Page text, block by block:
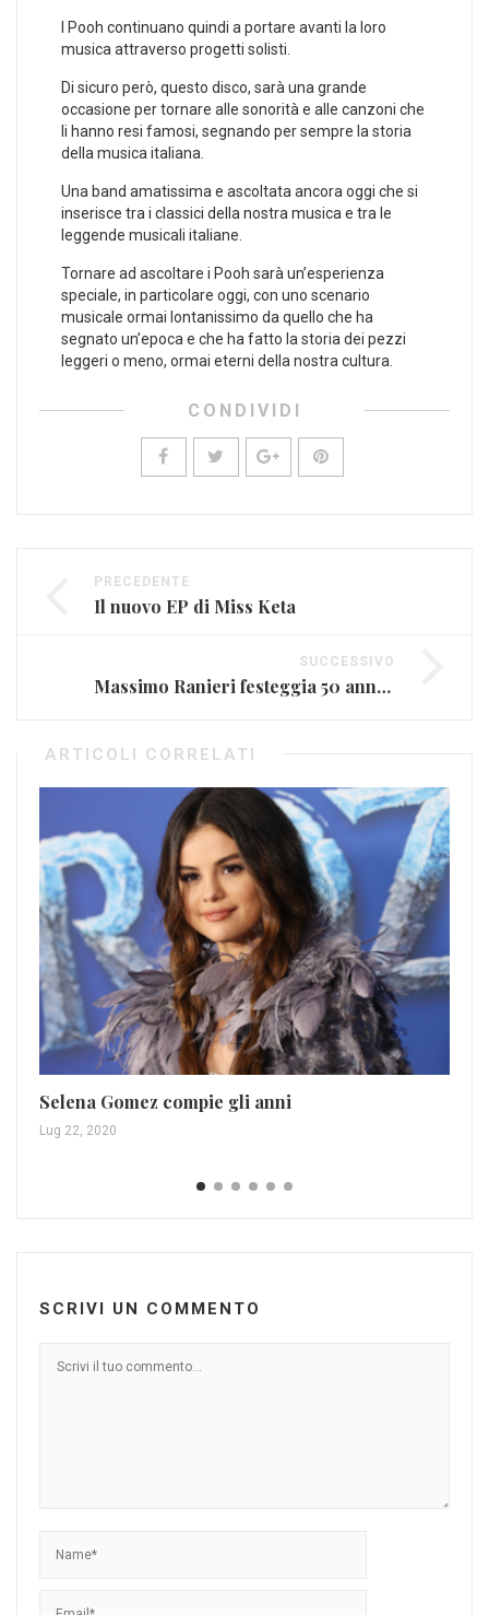
I Pooh continuano quindi a portare avanti la loro
musica attraverso progetti solisti.
Di sicuro però, questo disco, sarà una grande
occasione per tornare alle sonorità e alle canzoni che
li hanno resi famosi, segnando per sempre la storia
della musica italiana.
Una band amatissima e ascoltata ancora oggi che si
inserisce tra i classici della nostra musica e tra le
leggende musicali italiane.
Tornare ad ascoltare i Pooh sarà un’esperienza
speciale, in particolare oggi, con uno scenario
musicale ormai lontanissimo da quello che ha
segnato un’epoca e che ha fatto la storia dei pezzi
leggeri o meno, ormai eterni della nostra cultura.
CONDIVIDI
PRECEDENTE
Il nuovo EP di Miss Keta
SUCCESSIVO
Massimo Ranieri festeggia 50 anni di carriera con un cofanetto
ARTICOLI CORRELATI
Selena Gomez compie gli anni
Lug 22, 2020
SCRIVI UN COMMENTO